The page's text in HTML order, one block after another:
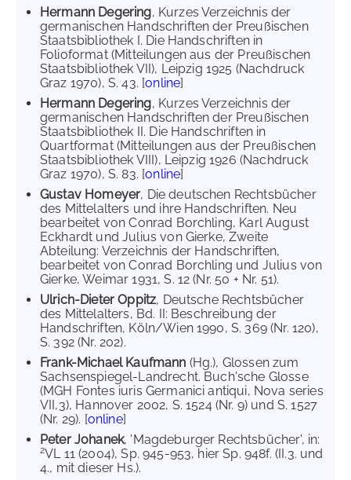
Hermann Degering, Kurzes Verzeichnis der
germanischen Handschriften der Preußischen
Staatsbibliothek I. Die Handschriften in
Folioformat (Mitteilungen aus der Preußischen
Staatsbibliothek VII), Leipzig 1925 (Nachdruck
Graz 1970), S. 43. [online]
Hermann Degering, Kurzes Verzeichnis der
germanischen Handschriften der Preußischen
Staatsbibliothek II. Die Handschriften in
Quartformat (Mitteilungen aus der Preußischen
Staatsbibliothek VIII), Leipzig 1926 (Nachdruck
Graz 1970), S. 83. [online]
Gustav Homeyer, Die deutschen Rechtsbücher
des Mittelalters und ihre Handschriften. Neu
bearbeitet von Conrad Borchling, Karl August
Eckhardt und Julius von Gierke, Zweite
Abteilung: Verzeichnis der Handschriften,
bearbeitet von Conrad Borchling und Julius von
Gierke, Weimar 1931, S. 12 (Nr. 50 + Nr. 51).
Ulrich-Dieter Oppitz, Deutsche Rechtsbücher
des Mittelalters, Bd. II: Beschreibung der
Handschriften, Köln/Wien 1990, S. 369 (Nr. 120),
S. 392 (Nr. 202).
Frank-Michael Kaufmann (Hg.), Glossen zum
Sachsenspiegel-Landrecht. Buch'sche Glosse
(MGH Fontes iuris Germanici antiqui, Nova series
VII,3), Hannover 2002, S. 1524 (Nr. 9) und S. 1527
(Nr. 29). [online]
Peter Johanek, 'Magdeburger Rechtsbücher', in:
2VL 11 (2004), Sp. 945-953, hier Sp. 948f. (II.3. und
4., mit dieser Hs.).